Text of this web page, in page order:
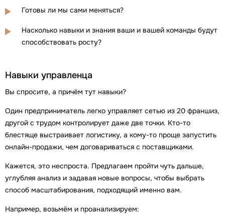
Готовы ли мы сами меняться?
Насколько навыки и знания ваши и вашей команды будут
способствовать росту?
Навыки управленца
Вы спросите, а причём тут навыки?
Один предприниматель легко управляет сетью из 20 франшиз,
другой с трудом контролирует даже две точки. Кто-то
блестяще выстраивает логистику, а кому-то проще запустить
онлайн-продажи, чем договариваться с поставщиками.
Кажется, это неспроста. Предлагаем пройти чуть дальше,
углубляя анализ и задавая новые вопросы, чтобы выбрать
способ масштабирования, подходящий именно вам.
Например, возьмём и проанализируем: